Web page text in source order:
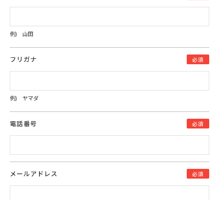
例) 山田
フリガナ 必須
例) ヤマダ
電話番号 必須
メールアドレス 必須